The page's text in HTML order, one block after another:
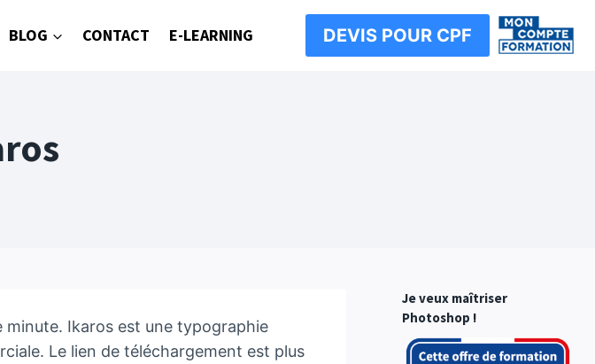
BLOG CONTACT E-LEARNING DEVIS POUR CPF
minute. Ikaros est une typographie
Le lien de téléchargement est plus
Je veux maîtriser
Photoshop !